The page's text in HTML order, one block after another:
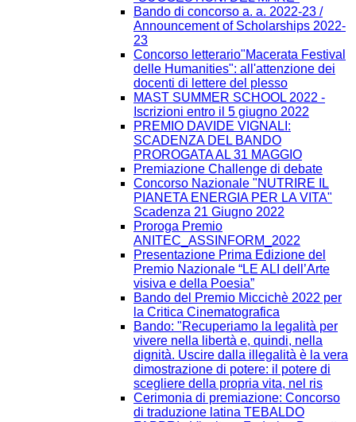
Bando di concorso a. a. 2022-23 /
Announcement of Scholarships 2022-
23
Concorso letterario"Macerata Festival
delle Humanities": all'attenzione dei
docenti di lettere del plesso
MAST SUMMER SCHOOL 2022 -
Iscrizioni entro il 5 giugno 2022
PREMIO DAVIDE VIGNALI:
SCADENZA DEL BANDO
PROROGATA AL 31 MAGGIO
Premiazione Challenge di debate
Concorso Nazionale "NUTRIRE IL
PIANETA ENERGIA PER LA VITA"
Scadenza 21 Giugno 2022
Proroga Premio
ANITEC_ASSINFORM_2022
Presentazione Prima Edizione del
Premio Nazionale “LE ALI dell’Arte
visiva e della Poesia”
Bando del Premio Miccichè 2022 per
la Critica Cinematografica
Bando: "Recuperiamo la legalità per
vivere nella libertà e, quindi, nella
dignità. Uscire dalla illegalità è la vera
dimostrazione di potere: il potere di
scegliere della propria vita, nel ris
Cerimonia di premiazione: Concorso
di traduzione latina TEBALDO